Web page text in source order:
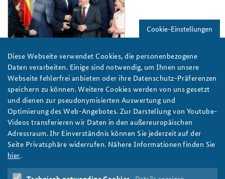
Der Berliner Prozess zum Westbalkan: Vier
Empfehlungen, um ihn voranzubringen
Der Berliner Prozess soll die Zusammenarbeit zwischen den
Westbalkanstaaten fördern und die gesamte Region
voranbringen. Doch trotz einiger Errungenschaften habe der
Prozess insgesamt nur wenig erreicht, schreiben Branimir
Jovanovic und Mario Holzner im aktuellen Arbeitspapier - und
machen vier Vorschläge für konkrete Verbesserungen.
Foto:Bundesregierung/Carstensen
Cookie-Einstellungen
Diese Webseite verwendet Cookies, die personenbezogene
Daten verarbeiten. Einige sind notwendig, um Ihnen unsere
Webseite fehlerfrei anbieten oder ihre Datenschutz-Präferenzen
speichern zu können. Weitere Cookies werden von uns gesetzt
und dienen zur pseudonymisierten Auswertung und
Optimierung des Web-Angebotes. Zur Darstellung von Youtube-
Videos transferieren wir Daten in den außereuropäischen
Adressraum. Ihr Einverständnis können Sie jederzeit auf der
Seite Privatsphäre widerrufen. Nähere Informationen finden Sie
hier.